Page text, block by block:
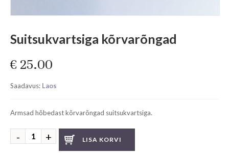
Suitsukvartsiga kõrvarõngad
€ 25.00
Saadavus: Laos
Armsad hõbedast kõrvarõngad suitsukvartsiga.
Suitsukvartsiga
kõrvarõngad
LISA KORVI